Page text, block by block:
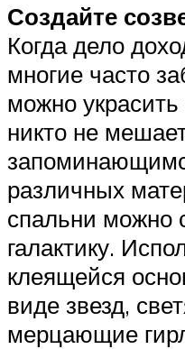
Создайте
Когда дело
многие часто
можно
никто не
различных
спальни можно
галактику.
клеящейся
виде звезд,
мерцающие